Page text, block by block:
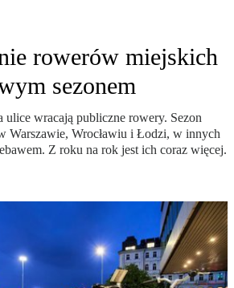
rowerów miejskich
sezonem
ulice wracają publiczne rowery. Sezon
Warszawie, Wrocławiu i Łodzi, w innych
Z roku na rok jest ich coraz więcej.